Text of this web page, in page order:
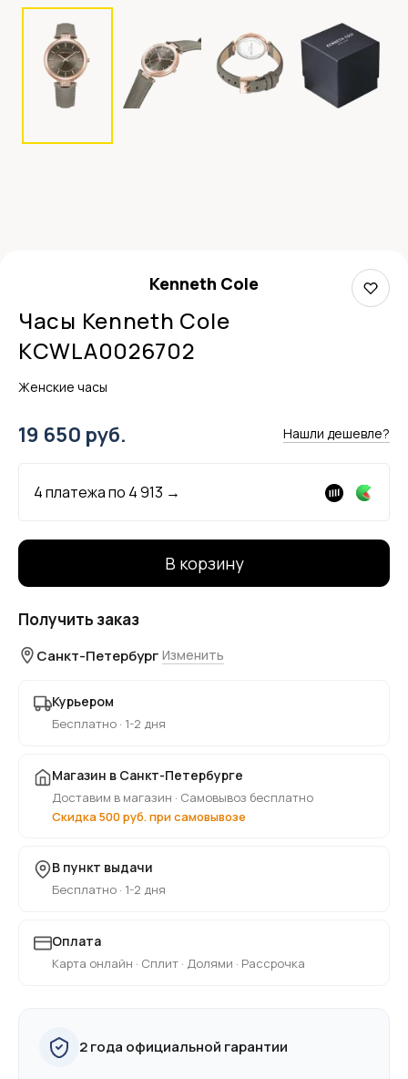
Kenneth Cole
Часы Kenneth Cole
KCWLA0026702
Женские часы
19 650 руб. Нашли дешевле?
4 платежа по 4 913 →
В корзину
Получить заказ
Санкт-Петербург Изменить
Курьером
Бесплатно · 1-2 дня
Магазин в Санкт-Петербурге
Доставим в магазин · Самовывоз бесплатно
Скидка 500 руб. при самовывозе
В пункт выдачи
Бесплатно · 1-2 дня
Оплата
Карта онлайн · Сплит · Долями · Рассрочка
2 года официальной гарантии